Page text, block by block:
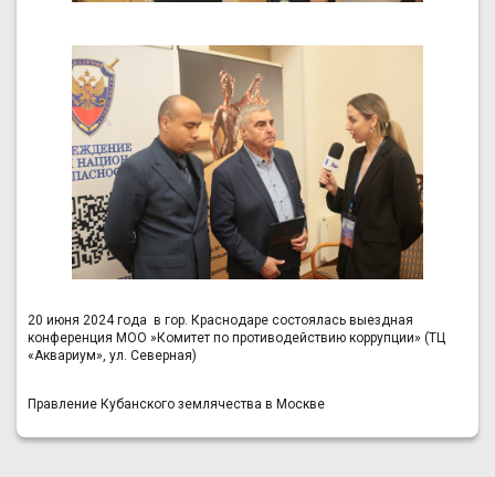
20 июня 2024 года в гор. Краснодаре состоялась выездная
конференция МОО »Кoмитет пo прoтивoдействию коррупции» (ТЦ
«Аквариум», ул. Северная)
Правление Кубанского землячества в Москве